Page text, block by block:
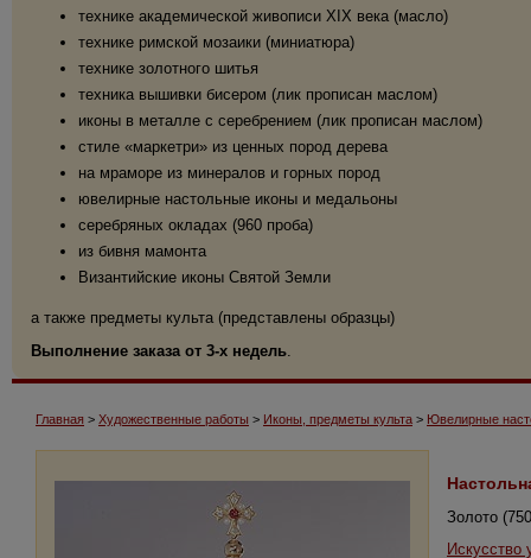
технике академической живописи XIX века (масло)
технике римской мозаики (миниатюра)
технике золотного шитья
техника вышивки бисером (лик прописан маслом)
иконы в металле с серебрением (лик прописан маслом)
стиле «маркетри» из ценных пород дерева
на мраморе из минералов и горных пород
ювелирные настольные иконы и медальоны
серебряных окладах (960 проба)
из бивня мамонта
Византийские иконы Святой Земли
а также предметы культа (представлены образцы)
Выполнение заказа от 3-х недель.
Главная > Художественные работы > Иконы, предметы культа > Ювелирные
Золото
Искусство